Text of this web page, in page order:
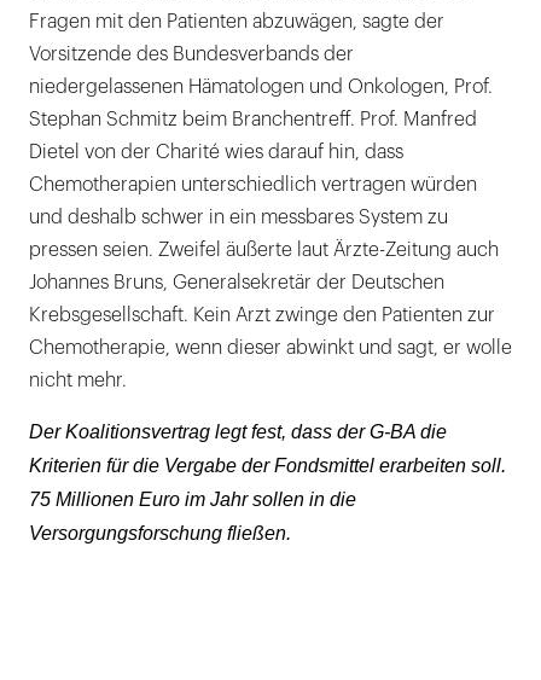
Fragen mit den Patienten abzuwägen, sagte der
Vorsitzende des Bundesverbands der
niedergelassenen Hämatologen und Onkologen, Prof.
Stephan Schmitz beim Branchentreff. Prof. Manfred
Dietel von der Charité wies darauf hin, dass
Chemotherapien unterschiedlich vertragen würden
und deshalb schwer in ein messbares System zu
pressen seien. Zweifel äußerte laut Ärzte-Zeitung auch
Johannes Bruns, Generalsekretär der Deutschen
Krebsgesellschaft. Kein Arzt zwinge den Patienten zur
Chemotherapie, wenn dieser abwinkt und sagt, er wolle
nicht mehr.
Der Koalitionsvertrag legt fest, dass der G-BA die
Kriterien für die Vergabe der Fondsmittel erarbeiten soll.
75 Millionen Euro im Jahr sollen in die
Versorgungsforschung fließen.